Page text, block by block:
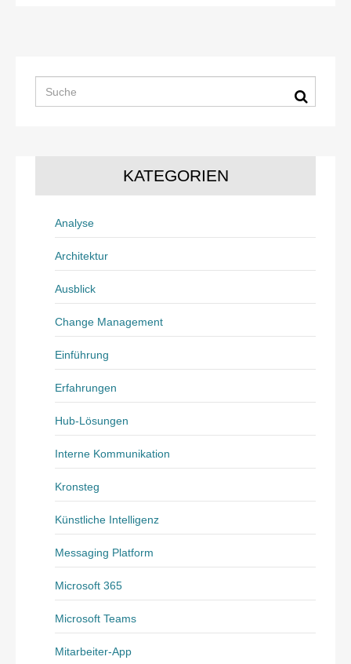
KATEGORIEN
Analyse
Architektur
Ausblick
Change Management
Einführung
Erfahrungen
Hub-Lösungen
Interne Kommunikation
Kronsteg
Künstliche Intelligenz
Messaging Platform
Microsoft 365
Microsoft Teams
Mitarbeiter-App